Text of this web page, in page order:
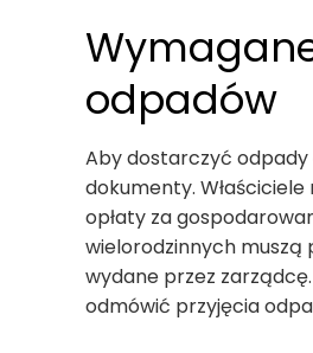
odpadów
Aby dostarczyć odpady
dokumenty.
opłaty za
wielorodzinnych muszą
wydane przez
odmówić przyjęcia